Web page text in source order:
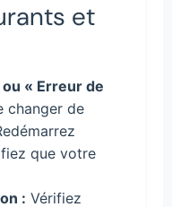
et
« Erreur de
changer de
que votre
: Vérifiez